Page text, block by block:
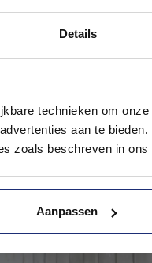
Details
technieken om
aan te
zoals beschreven in ons
Aanpassen